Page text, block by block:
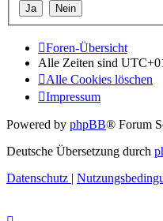
Foren-Übersicht
Alle Zeiten sind
Alle Cookies löschen
Impressum
Powered by phpBB® Forum
Deutsche Übersetzung durch
Datenschutz |